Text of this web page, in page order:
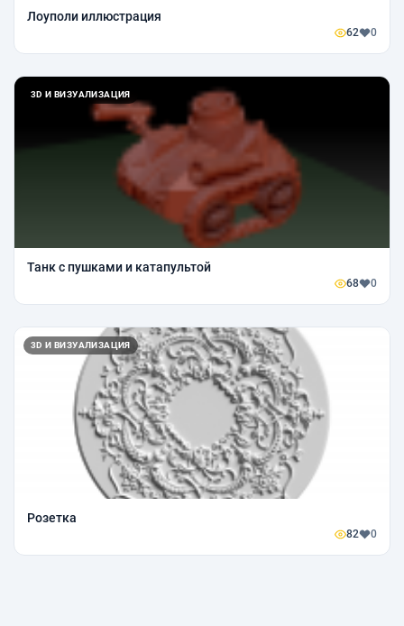
Лоуполи иллюстрация
62 0
3D И ВИЗУАЛИЗАЦИЯ
Танк с пушками и катапультой
68 0
3D И ВИЗУАЛИЗАЦИЯ
Розетка
82 0